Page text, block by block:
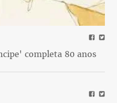
completa 80 anos